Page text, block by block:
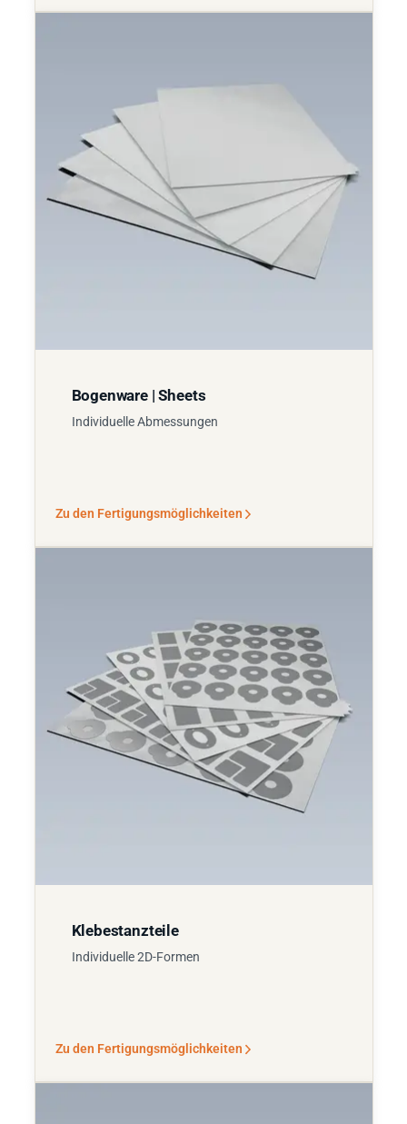
Bogenware | Sheets
Individuelle Abmessungen
Zu den Fertigungsmöglichkeiten
Klebestanzteile
Individuelle 2D-Formen
Zu den Fertigungsmöglichkeiten